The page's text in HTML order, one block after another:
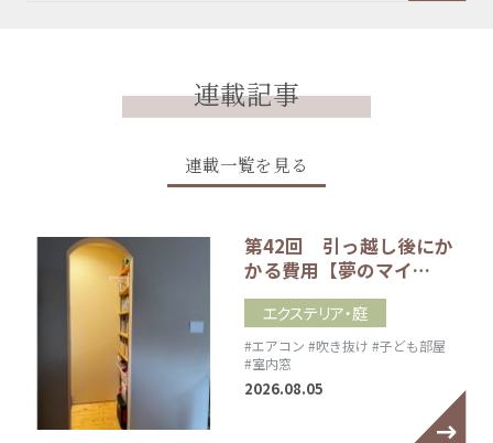
連載記事
連載一覧を見る
第42回 引っ越し後にか
かる費用【夢のマイ…
エクステリア・庭
#エアコン #吹き抜け #子ども部屋
#室内窓
2026.08.05